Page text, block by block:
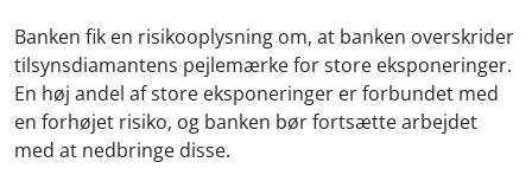
Banken fik en risikooplysning om, at banken overskrider
tilsynsdiamantens pejlemærke for store eksponeringer.
En høj andel af store eksponeringer er forbundet med
en forhøjet risiko, og banken bør fortsætte arbejdet
med at nedbringe disse.